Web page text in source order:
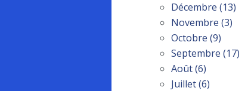
Décembre (13)
Novembre (3)
Octobre (9)
Septembre (17)
Août(6)
Juillet(6)